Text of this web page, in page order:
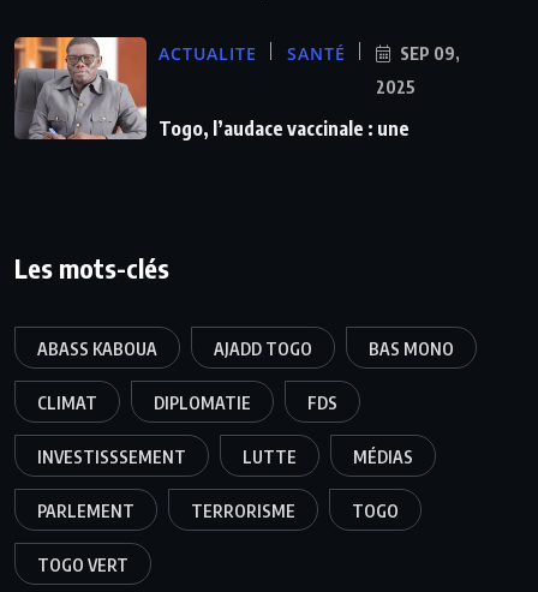
ACTUALITE SANTÉ
SEP 09,
2025
Togo, l’audace vaccinale : une
Les mots-clés
ABASS KABOUA AJADD TOGO BAS MONO
CLIMAT DIPLOMATIE FDS
INVESTISSSEMENT LUTTE MÉDIAS
PARLEMENT TERRORISME TOGO
TOGO VERT